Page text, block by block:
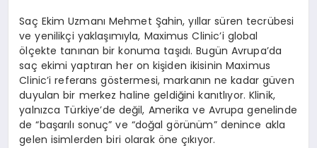
Saç Ekim Uzmanı Mehmet Şahin, yıllar süren tecrübesi
ve yenilikçi yaklaşımıyla, Maximus Clinic’i global
ölçekte tanınan bir konuma taşıdı. Bugün Avrupa’da
saç ekimi yaptıran her on kişiden ikisinin Maximus
Clinic’i referans göstermesi, markanın ne kadar güven
duyulan bir merkez haline geldiğini kanıtlıyor. Klinik,
yalnızca Türkiye’de değil, Amerika ve Avrupa genelinde
de “başarılı sonuç” ve “doğal görünüm” denince akla
gelen isimlerden biri olarak öne çıkıyor.